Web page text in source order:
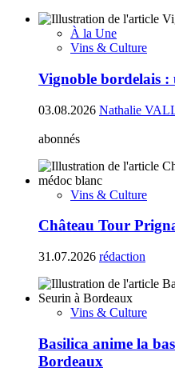
À la Une
Vins & Culture
Vignoble bordelais :
03.08.2026 Nathalie
abonnés
Vins & Culture
Château Tour
31.07.2026 rédaction
Vins & Culture
Basilica anime la
Bordeaux